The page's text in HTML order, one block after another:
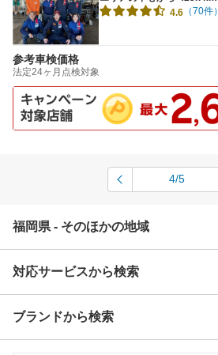
4.6 （70件）
参考車検価格
法定24ヶ月点検対象
4/5
福岡県 - そのほかの地域
朝倉郡
飯塚市
対応サービスから検索
Award 受賞店
ブランドから検索